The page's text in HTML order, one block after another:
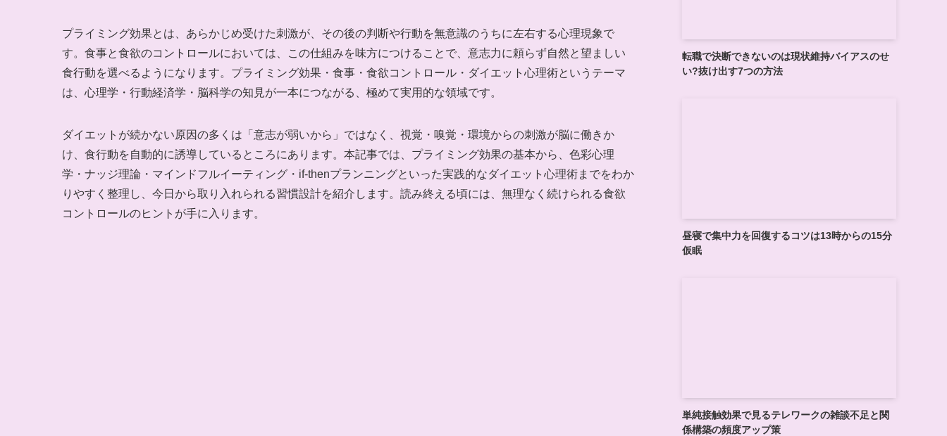
プライミング効果とは、あらかじめ受けた刺激が、その後の判断や行動を無意識のうちに左右する心理現象で
す。食事と食欲のコントロールにおいては、この仕組みを味方につけることで、意志力に頼らず自然と望ましい
食行動を選べるようになります。プライミング効果・食事・食欲コントロール・ダイエット心理術というテーマ
は、心理学・行動経済学・脳科学の知見が一本につながる、極めて実用的な領域です。
ダイエットが続かない原因の多くは「意志が弱いから」ではなく、視覚・嗅覚・環境からの刺激が脳に働きか
け、食行動を自動的に誘導しているところにあります。本記事では、プライミング効果の基本から、色彩心理
学・ナッジ理論・マインドフルイーティング・if-thenプランニングといった実践的なダイエット心理術までをわか
りやすく整理し、今日から取り入れられる習慣設計を紹介します。読み終える頃には、無理なく続けられる食欲
コントロールのヒントが手に入ります。
転職で決断できないのは現状維持バイアスのせ
い?抜け出す7つの方法
昼寝で集中力を回復するコツは13時からの15分
仮眠
単純接触効果で見るテレワークの雑談不足と関
係構築の頻度アップ策